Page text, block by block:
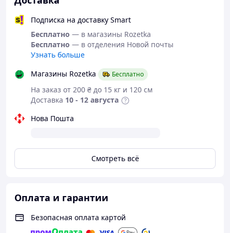
• L – 100 –110 см
• XXL – 120 –140 см
• XXXL – 140 –145 см
• XXXL – 135–150 см
Подписка на доставку Smart
Бесплатно — в магазины Rozetka
Бесплатно — в отделения Новой почты
Узнать больше
Магазины Rozetka
Бесплатно
На заказ от 200 ₴ до 15 кг и 120 см
Доставка 10 - 12 августа
Нова Пошта
Смотреть всё
Оплата и гарантии
Безопасная оплата картой